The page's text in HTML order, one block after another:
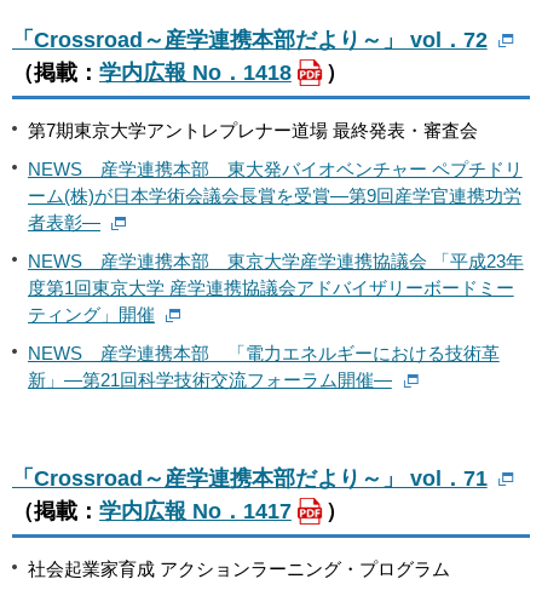
「Crossroad～産学連携本部だより～」 vol．72
（掲載： 学内広報 No．1418 ）
第7期東京大学アントレプレナー道場 最終発表・審査会
NEWS 産学連携本部 東大発バイオベンチャー ペプチドリ
ーム(株)が日本学術会議会長賞を受賞―第9回産学官連携功労
者表彰―
NEWS 産学連携本部 東京大学産学連携協議会 「平成23年
度第1回東京大学 産学連携協議会アドバイザリーボードミー
ティング」開催
NEWS 産学連携本部 「電力エネルギーにおける技術革
新」―第21回科学技術交流フォーラム開催―
「Crossroad～産学連携本部だより～」 vol．71
（掲載： 学内広報 No．1417 ）
社会起業家育成 アクションラーニング・プログラム